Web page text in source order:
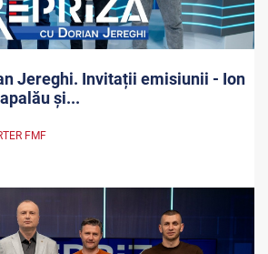
Jereghi. Invitații emisiunii - Ion
și...
FMF